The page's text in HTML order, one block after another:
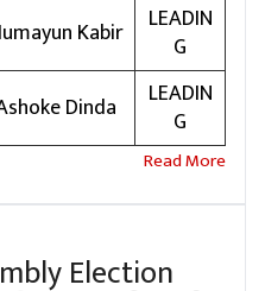
Kabir
LEADIN
G
Dinda
LEADIN
G
Election